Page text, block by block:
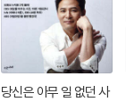
당신은 아무 일 없던 사